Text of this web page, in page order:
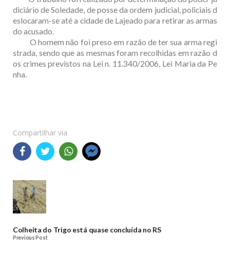
diciário de Soledade, de posse da ordem judicial, policiais d
eslocaram-se até a cidade de Lajeado para retirar as armas
do acusado.
O homem não foi preso em razão de ter sua arma regi
strada, sendo que as mesmas foram recolhidas em razão d
os crimes previstos na Lei n. 11.340/2006, Lei Maria da Pe
nha.
Compartilhar via
Colheita do Trigo está quase concluída no RS
Previous Post